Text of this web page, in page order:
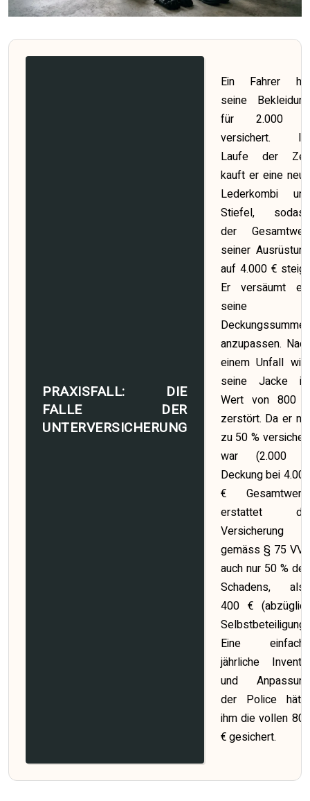
PRAXISFALL: DIE
FALLE DER
UNTERVERSICHERUNG
Ein Fahrer hat
seine Bekleidung
für 2.000 €
versichert. Im
Laufe der Zeit
kauft er eine neue
Lederkombi und
Stiefel, sodass
der Gesamtwert
seiner Ausrüstung
auf 4.000 € steigt.
Er versäumt es,
seine
Deckungssumme
anzupassen. Nach
einem Unfall wird
seine Jacke im
Wert von 800 €
zerstört. Da er nur
zu 50 % versichert
war (2.000 €
Deckung bei 4.000
€ Gesamtwert),
erstattet die
Versicherung
gemäss § 75 VVG
auch nur 50 % des
Schadens, also
400 € (abzüglich
Selbstbeteiligung).
Eine einfache
jährliche Inventur
und Anpassung
der Police hätte
ihm die vollen 800
€ gesichert.